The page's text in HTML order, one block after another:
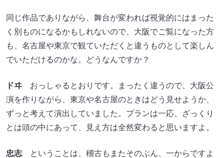
同じ作品でありながら、舞台が変われば視覚的にはまった
く別ものになるかもしれないので、大阪でご覧になった方
も、名古屋や東京で観ていただくと違うものとして楽しん
でいただけるのかな。どうなんですか？
ドヰ おっしゃるとおりです。まったく違うので、大阪公
演を作りながら、東京や名古屋のときはどう見せようか、
ずっと考えて演出していました。プランは一応、ざっくり
とは頭の中にあって、見え方は全然変わると思いますよ。
忠志 ということは、稽古もまたそのぶん、一からですよ